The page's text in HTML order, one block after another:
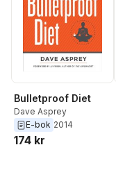
Bulletproof Diet
Dave Asprey
E-bok 2014
174 kr